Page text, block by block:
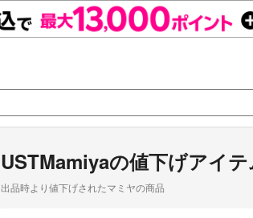
USTMamiyaの値下げアイテ
出品時より値下げされたマミヤの商品